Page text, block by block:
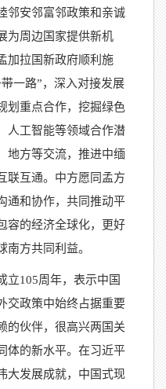
邻安邻富邻政策和亲诚
为周边国家提供新机
加拉国新政府顺利施
一路”，深入对接发展
划重点合作，挖掘绿色
人工智能等领域合作潜
地方等交流，推进中缅
联互通。中方愿同孟方
通和协作，共同推动平
容的经济全球化，更好
南方共同利益。
立105周年，表示中国
交政策中始终占据重要
的伙伴，很高兴两国关
体的新水平。在习近平
大发展成就，中国式现